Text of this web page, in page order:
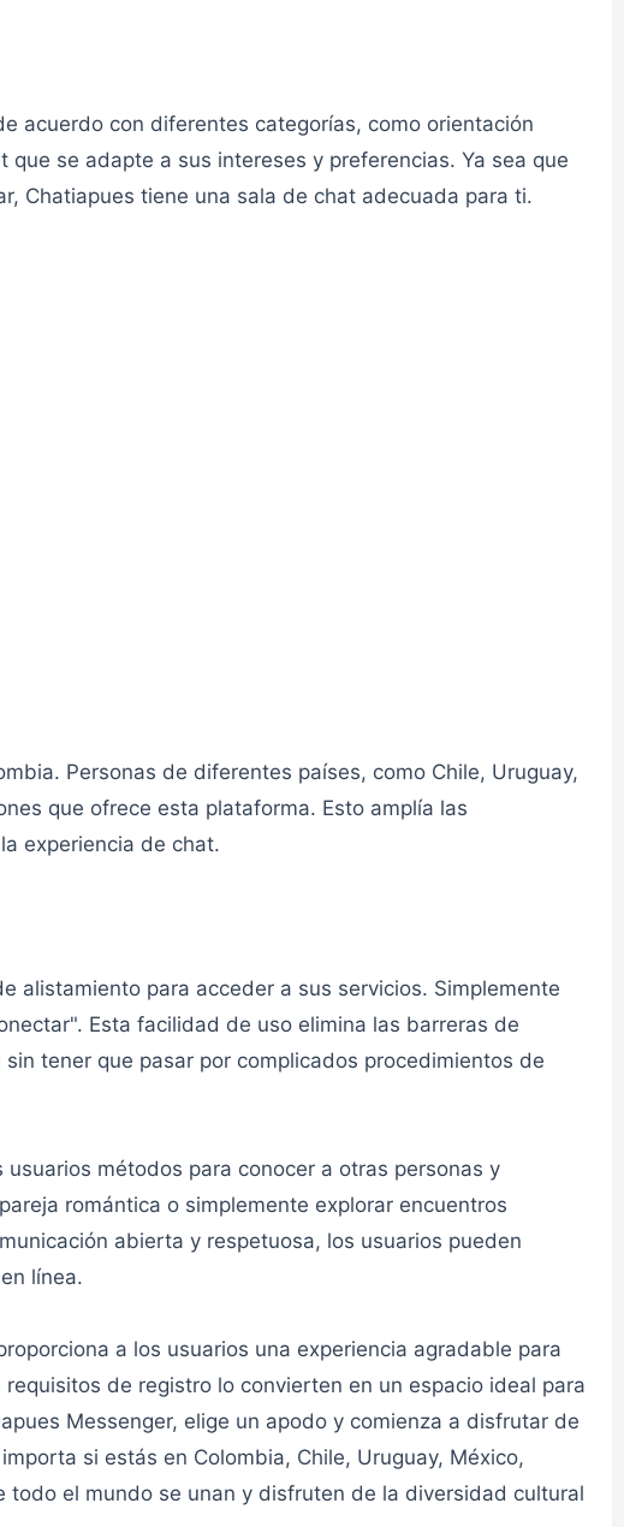
👮admin
👮admin
acuerdo con diferentes categorías, como orientación
se adapte a sus intereses y preferencias. Ya sea que
Chatiapues tiene una sala de chat adecuada para ti.
Personas de diferentes países, como Chile, Uruguay,
que ofrece esta plataforma. Esto amplía las
experiencia de chat.
alistamiento para acceder a sus servicios. Simplemente
Esta facilidad de uso elimina las barreras de
tener que pasar por complicados procedimientos de
métodos para conocer a otras personas y
romántica o simplemente explorar encuentros
abierta y respetuosa, los usuarios pueden
línea.
a los usuarios una experiencia agradable para
de registro lo convierten en un espacio ideal para
Messenger, elige un apodo y comienza a disfrutar de
si estás en Colombia, Chile, Uruguay, México,
todo el mundo se unan y disfruten de la diversidad cultural